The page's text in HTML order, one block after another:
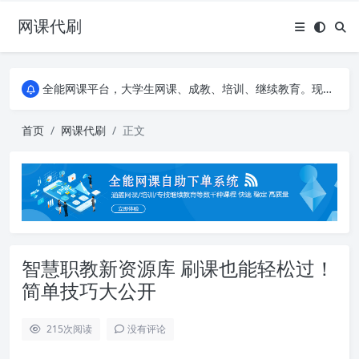
网课代刷
AI论文写作平台，根据真实文献内容生成论文
全能网课平台，大学生网课、成教、培训、继续教育。现已接入代刷代考项目3000+
全能网课平台，大学生网课、成教、培训、继续教育。现已接入代刷代考项目3000+
首页 网课代刷 正文
智慧职教新资源库 刷课也能轻松过！
简单技巧大公开
215次阅读 没有评论